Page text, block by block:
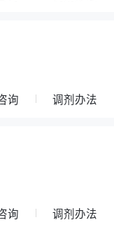
询 调剂办法
询 调剂办法